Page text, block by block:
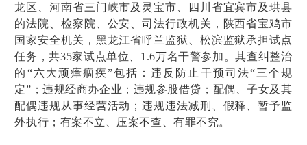
龙区、河南省三门峡市及灵宝市、四川省宜宾市及珙县
的法院、检察院、公安、司法行政机关，陕西省宝鸡市
国家安全机关，黑龙江省呼兰监狱、松滨监狱承担试点
任务，共35家试点单位、1.6万名干警参加。其查纠整治
的“六大顽瘴痼疾”包括：违反防止干预司法“三个规
定”；违规经商办企业；违规参股借贷；配偶、子女及其
配偶违规从事经营活动；违规违法减刑、假释、暂予监
外执行；有案不立、压案不查、有罪不究。